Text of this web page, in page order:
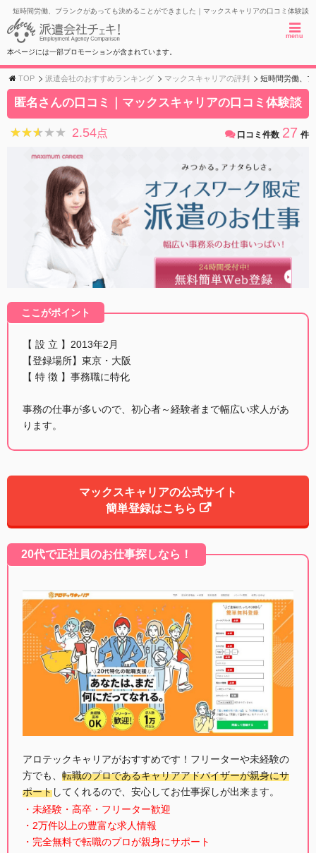
短時間労働、ブランクがあっても決めることができました｜マックスキャリアの口コミ体験談
menu
本ページには一部プロモーションが含まれています。
TOP 派遣会社のおすすめランキング マックスキャリアの評判 短時間労働、
匿名さんの口コミ｜マックスキャリアの口コミ体験談
★★★★★
★★★★★ 2.54点 口コミ件数 27 件
ここがポイント
【 設 立 】2013年2月
【登録場所】東京・大阪
【 特 徴 】事務職に特化
事務の仕事が多いので、初心者～経験者まで幅広い求人があ
ります。
マックスキャリアの公式サイト
簡単登録はこちら
20代で正社員のお仕事探しなら！
アロテックキャリアがおすすめです！フリーターや未経験の
方でも、 転職のプロであるキャリアアドバイザーが親身にサ
ポートしてくれるので、安心してお仕事探しが出来ます。
・未経験・高卒・フリーター歓迎
・2万件以上の豊富な求人情報
・完全無料で転職のプロが親身にサポート